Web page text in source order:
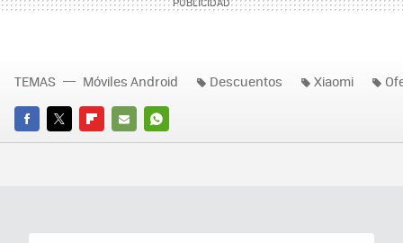
FACEBOOK
TWITTERFLIPBOARD
E-
WHATSAPP
TEMAS Móviles Android Descuentos Xiaomi